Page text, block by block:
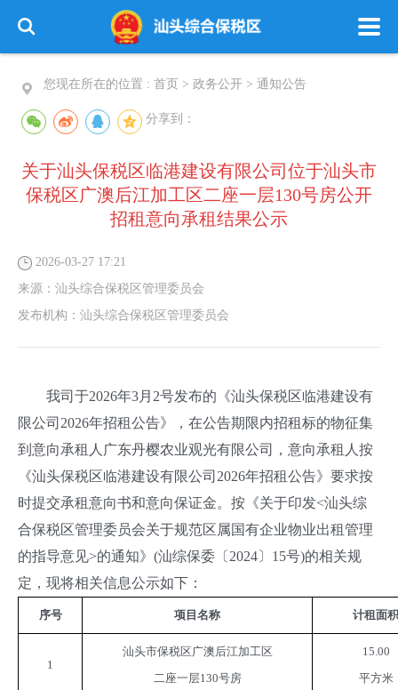
您现在所在的位置 : 首页 > 政务公开 > 通知公告
分享到：
关于汕头保税区临港建设有限公司位于汕头市
保税区广澳后江加工区二座一层130号房公开
招租意向承租结果公示
2026-03-27 17:21
来源： 汕头综合保税区管理委员会
发布机构： 汕头综合保税区管理委员会
我司于2026年3月2号发布的《汕头保税区临港建设有
限公司2026年招租公告》，在公告期限内招租标的物征集
到意向承租人广东丹樱农业观光有限公司，意向承租人按
《汕头保税区临港建设有限公司2026年招租公告》要求按
时提交承租意向书和意向保证金。按《关于印发<汕头综
合保税区管理委员会关于规范区属国有企业物业出租管理
的指导意见>的通知》(汕综保委〔2024〕15号)的相关规
定，现将相关信息公示如下：
序号 项目名称 计租面积
1
汕头市保税区广澳后江加工区
二座一层130号房
15.00
平方米